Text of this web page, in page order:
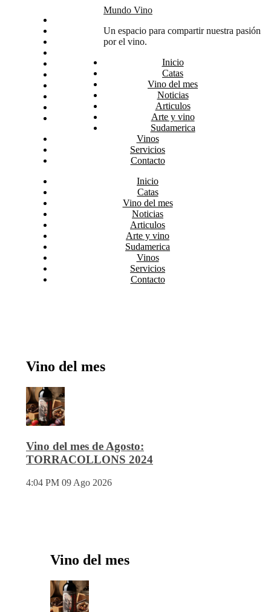
Arte y vino
Sudamerica
Mundo Vino
Un espacio para compartir nuestra pasión
por el vino.
Inicio
Catas
Vino del mes
Noticias
Articulos
Arte y vino
Sudamerica
Vinos
Servicios
Contacto
Inicio
Catas
Vino del mes
Noticias
Articulos
Arte y vino
Sudamerica
Vinos
Servicios
Contacto
Vino del mes
Vino del mes de Agosto:
TORRACOLLONS 2024
4:04 PM 09 Ago 2026
Vino del mes